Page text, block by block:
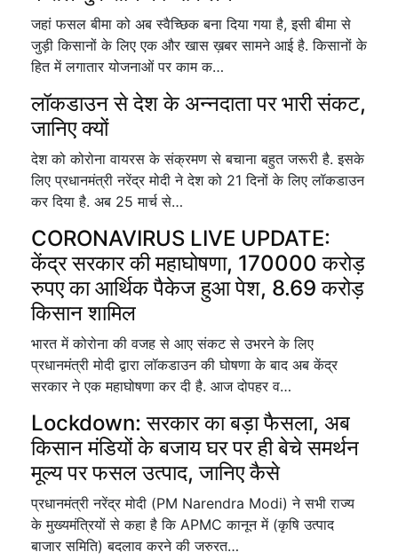
जहां फसल बीमा को अब स्वैच्छिक बना दिया गया है, इसी बीमा से
जुड़ी किसानों के लिए एक और खास ख़बर सामने आई है. किसानों के
हित में लगातार योजनाओं पर काम क…
लॉकडाउन से देश के अन्नदाता पर भारी संकट,
जानिए क्यों
देश को कोरोना वायरस के संक्रमण से बचाना बहुत जरूरी है. इसके
लिए प्रधानमंत्री नरेंद्र मोदी ने देश को 21 दिनों के लिए लॉकडाउन
कर दिया है. अब 25 मार्च से…
CORONAVIRUS LIVE UPDATE:
केंद्र सरकार की महाघोषणा, 170000 करोड़
रुपए का आर्थिक पैकेज हुआ पेश, 8.69 करोड़
किसान शामिल
भारत में कोरोना की वजह से आए संकट से उभरने के लिए
प्रधानमंत्री मोदी द्वारा लॉकडाउन की घोषणा के बाद अब केंद्र
सरकार ने एक महाघोषणा कर दी है. आज दोपहर व…
Lockdown: सरकार का बड़ा फैसला, अब
किसान मंडियों के बजाय घर पर ही बेचे समर्थन
मूल्य पर फसल उत्पाद, जानिए कैसे
प्रधानमंत्री नरेंद्र मोदी (PM Narendra Modi) ने सभी राज्य
के मुख्यमंत्रियों से कहा है कि APMC कानून में (कृषि उत्पाद
बाजार समिति) बदलाव करने की जरुरत…